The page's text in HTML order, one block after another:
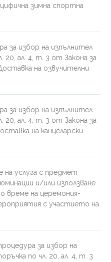
зимна спортна
за избор на изпълнител
20, ал. 4, т. 3 от Закона за
на озвучителни
за избор на изпълнител
20, ал. 4, т. 3 от Закона за
на канцеларски
на услуга с предмет
и/или използване
време на церемония-
с участието на
за избор на
по чл. 20, ал. 4, т. 3